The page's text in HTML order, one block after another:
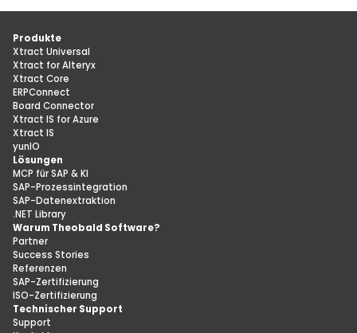
Produkte
Xtract Universal
Xtract for Alteryx
Xtract Core
ERPConnect
Board Connector
Xtract IS for Azure
Xtract IS
yunIO
Lösungen
MCP für SAP & KI
SAP-Prozessintegration
SAP-Datenextraktion
.NET Library
Warum Theobald Software?
Partner
Success Stories
Referenzen
SAP-Zertifizierung
ISO-Zertifizierung
Technischer Support
Support